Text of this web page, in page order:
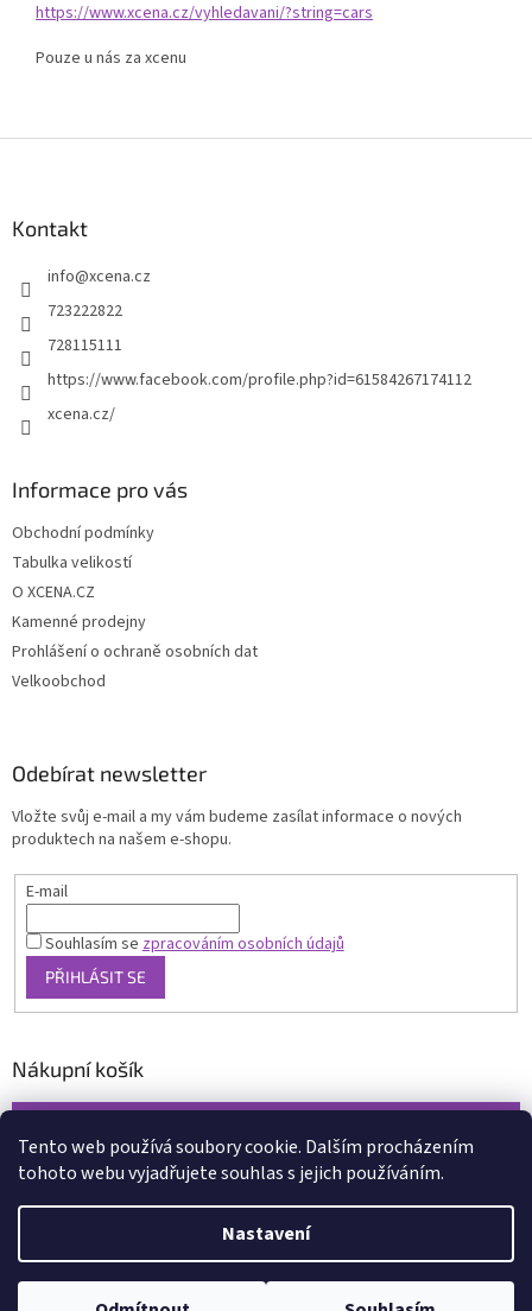
Tento web používá soubory cookie. Dalším procházením
tohoto webu vyjadřujete souhlas s jejich používáním.
Nastavení
https://www.xcena.cz/vyhledavani/?string=cars
Pouze u nás za xcenu
Kontakt
info@xcena.cz
723222822
728115111
https://www.facebook.com/profile.php?id=61584267174112
xcena.cz/
Informace pro vás
Obchodní podmínky
Tabulka velikostí
O XCENA.CZ
Kamenné prodejny
Prohlášení o ochraně osobních dat
Velkoobchod
Odebírat newsletter
Vložte svůj e-mail a my vám budeme zasílat informace o nových
produktech na našem e-shopu.
E-mail
Souhlasím sezpracováním osobních údajů
PŘIHLÁSIT SE
Nákupní košík
Vytvořil Shoptet
Copyright 2026www.xcena.cz. Všechna práva vyhrazena.Upravit